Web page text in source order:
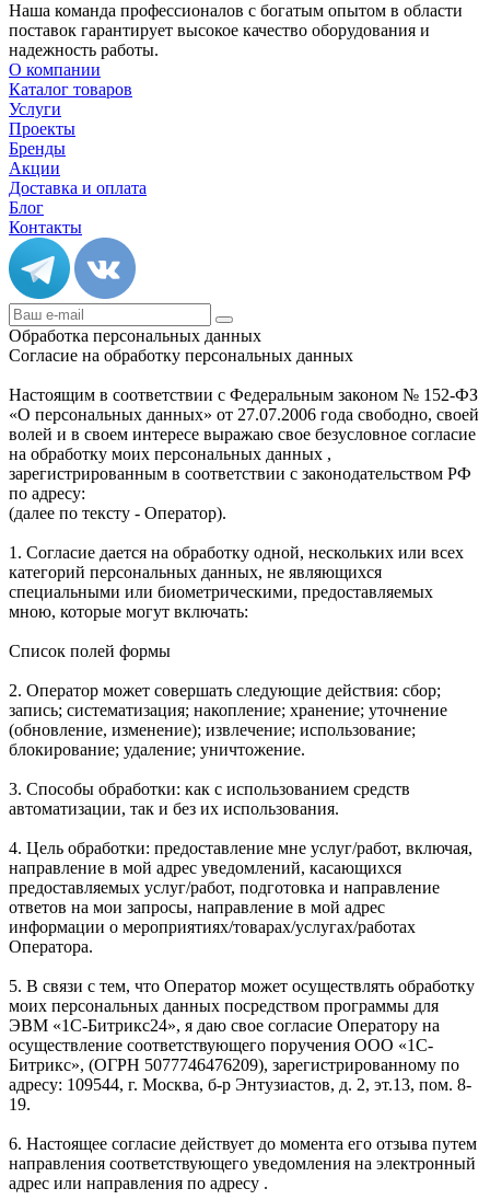
Наша команда профессионалов с богатым опытом в области
поставок гарантирует высокое качество оборудования и
надежность работы.
О компании
Каталог товаров
Услуги
Проекты
Бренды
Акции
Доставка и оплата
Блог
Контакты
Обработка персональных данных
Согласие на обработку персональных данных
Настоящим в соответствии с Федеральным законом № 152-ФЗ
«О персональных данных» от 27.07.2006 года свободно, своей
волей и в своем интересе выражаю свое безусловное согласие
на обработку моих персональных данных ,
зарегистрированным в соответствии с законодательством РФ
по адресу:
(далее по тексту - Оператор).
1. Согласие дается на обработку одной, нескольких или всех
категорий персональных данных, не являющихся
специальными или биометрическими, предоставляемых
мною, которые могут включать:
Список полей формы
2. Оператор может совершать следующие действия: сбор;
запись; систематизация; накопление; хранение; уточнение
(обновление, изменение); извлечение; использование;
блокирование; удаление; уничтожение.
3. Способы обработки: как с использованием средств
автоматизации, так и без их использования.
4. Цель обработки: предоставление мне услуг/работ, включая,
направление в мой адрес уведомлений, касающихся
предоставляемых услуг/работ, подготовка и направление
ответов на мои запросы, направление в мой адрес
информации о мероприятиях/товарах/услугах/работах
Оператора.
5. В связи с тем, что Оператор может осуществлять обработку
моих персональных данных посредством программы для
ЭВМ «1С-Битрикс24», я даю свое согласие Оператору на
осуществление соответствующего поручения ООО «1С-
Битрикс», (ОГРН 5077746476209), зарегистрированному по
адресу: 109544, г. Москва, б-р Энтузиастов, д. 2, эт.13, пом. 8-
19.
6. Настоящее согласие действует до момента его отзыва путем
направления соответствующего уведомления на электронный
адрес или направления по адресу .